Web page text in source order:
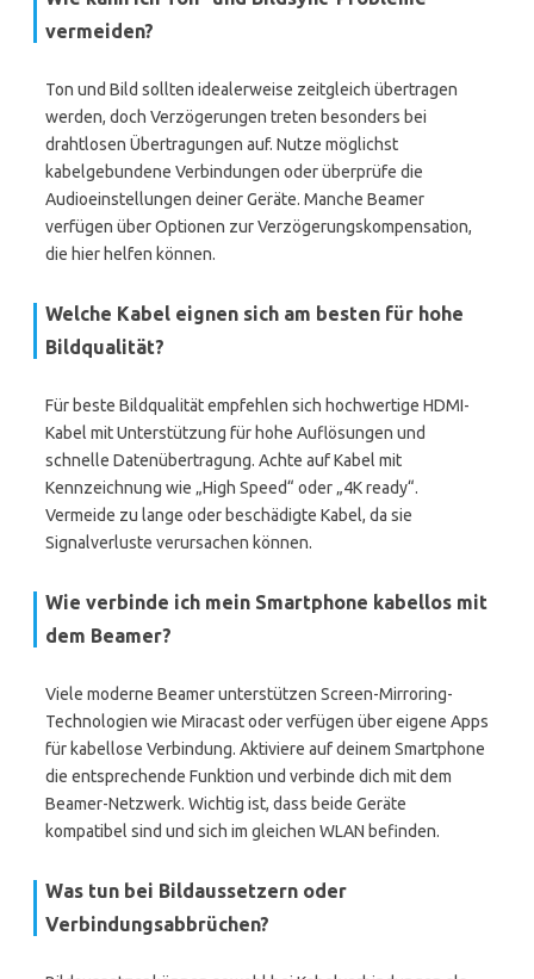
vermeiden?
Ton und Bild sollten idealerweise zeitgleich übertragen
werden, doch Verzögerungen treten besonders bei
drahtlosen Übertragungen auf. Nutze möglichst
kabelgebundene Verbindungen oder überprüfe die
Audioeinstellungen deiner Geräte. Manche Beamer
verfügen über Optionen zur Verzögerungskompensation,
die hier helfen können.
Welche Kabel eignen sich am besten für hohe
Bildqualität?
Für beste Bildqualität empfehlen sich hochwertige HDMI-
Kabel mit Unterstützung für hohe Auflösungen und
schnelle Datenübertragung. Achte auf Kabel mit
Kennzeichnung wie „High Speed“ oder „4K ready“.
Vermeide zu lange oder beschädigte Kabel, da sie
Signalverluste verursachen können.
Wie verbinde ich mein Smartphone kabellos mit
dem Beamer?
Viele moderne Beamer unterstützen Screen-Mirroring-
Technologien wie Miracast oder verfügen über eigene Apps
für kabellose Verbindung. Aktiviere auf deinem Smartphone
die entsprechende Funktion und verbinde dich mit dem
Beamer-Netzwerk. Wichtig ist, dass beide Geräte
kompatibel sind und sich im gleichen WLAN befinden.
Was tun bei Bildaussetzern oder
Verbindungsabbrüchen?